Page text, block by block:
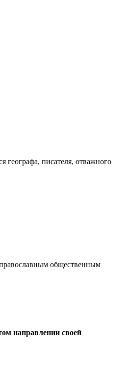
географа, писателя, отважного
общественным
направлении своей